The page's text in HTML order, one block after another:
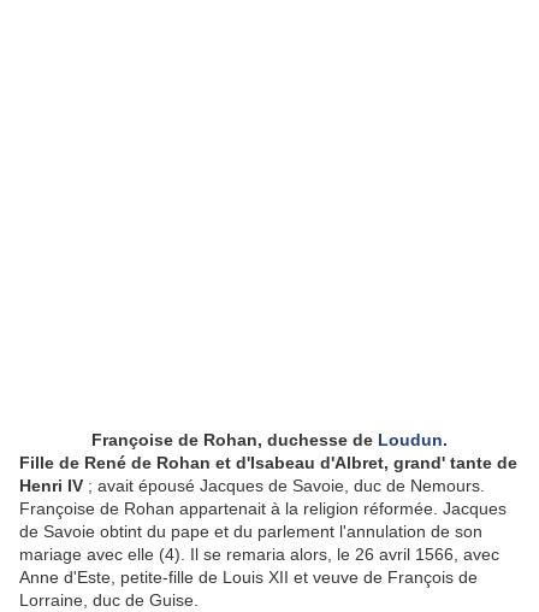
Françoise de Rohan, duchesse de Loudun.
Fille de René de Rohan et d'Isabeau d'Albret, grand' tante de
Henri IV ; avait épousé Jacques de Savoie, duc de Nemours.
Françoise de Rohan appartenait à la religion réformée. Jacques
de Savoie obtint du pape et du parlement l'annulation de son
mariage avec elle (4). Il se remaria alors, le 26 avril 1566, avec
Anne d'Este, petite-fille de Louis XII et veuve de François de
Lorraine, duc de Guise.